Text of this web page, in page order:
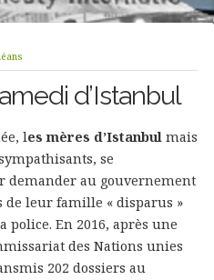
d’Istanbul
les mères d’Istanbulmais
se
demander au gouvernement
de leur famille « disparus »
police. En 2016, après une
des Nations unies
202 dossiers au